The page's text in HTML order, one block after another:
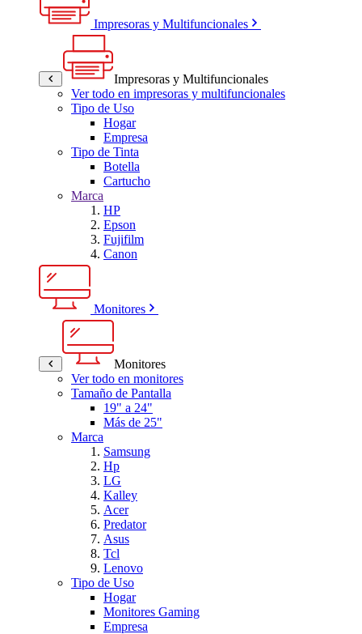
Impresoras y Multifuncionales
Impresoras y Multifuncionales
Ver todo en impresoras y multifuncionales
Tipo de Uso
Hogar
Empresa
Tipo de Tinta
Botella
Cartucho
Marca
HP
Epson
Fujifilm
Canon
Monitores
Monitores
Ver todo en monitores
Tamaño de Pantalla
19" a 24"
Más de 25"
Marca
Samsung
Hp
LG
Kalley
Acer
Predator
Asus
Tcl
Lenovo
Tipo de Uso
Hogar
Monitores Gaming
Empresa